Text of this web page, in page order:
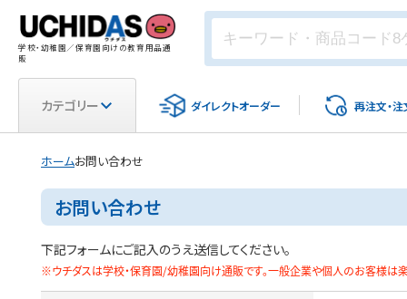
学校・幼稚園／保育園向けの教育用品通
販
カテゴリー ダイレクトオーダー 再注文・注
ホームお問い合わせ
お問い合わせ
下記フォームにご記入のうえ送信してください。
※ウチダスは学校・保育園/幼稚園向け通販です。一般企業や個人のお客様は